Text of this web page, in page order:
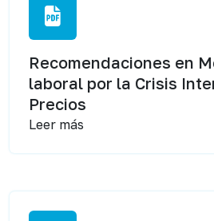
Recomendaciones en
laboral por la Crisis
Precios
Leer más